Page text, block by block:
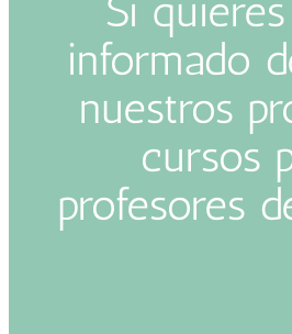
Si
informado
nuestros
cursos
profesores